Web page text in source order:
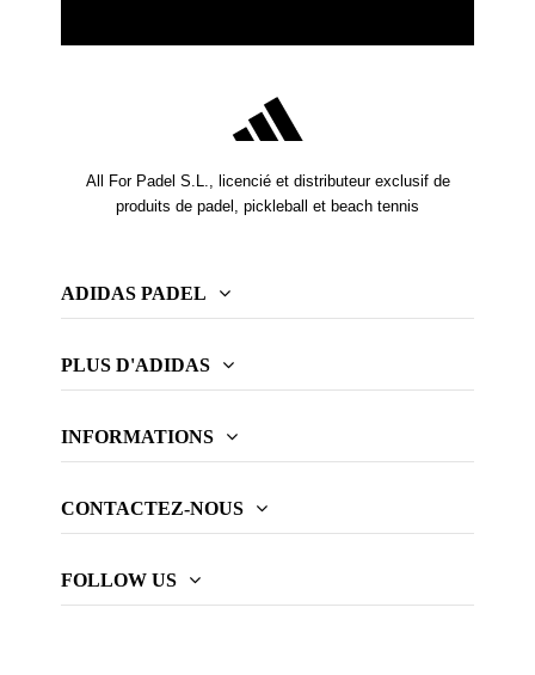
All For Padel S.L., licencié et distributeur exclusif de
produits de padel, pickleball et beach tennis
ADIDAS PADEL
PLUS D'ADIDAS
INFORMATIONS
CONTACTEZ-NOUS
FOLLOW US